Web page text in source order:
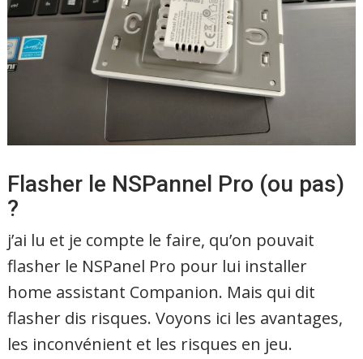
Flasher le NSPannel Pro (ou pas)
?
j’ai lu et je compte le faire, qu’on pouvait
flasher le NSPanel Pro pour lui installer
home assistant Companion. Mais qui dit
flasher dis risques. Voyons ici les avantages,
les inconvénient et les risques en jeu.